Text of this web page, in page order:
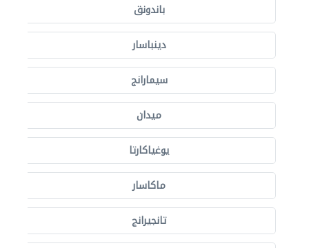
باندونق
دينباسار
سيمارانج
ميدان
يوغياكارتا
ماكاسار
تانجيرانج